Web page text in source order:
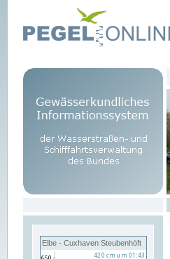
Elbe - Cuxhaven Steubenhöft